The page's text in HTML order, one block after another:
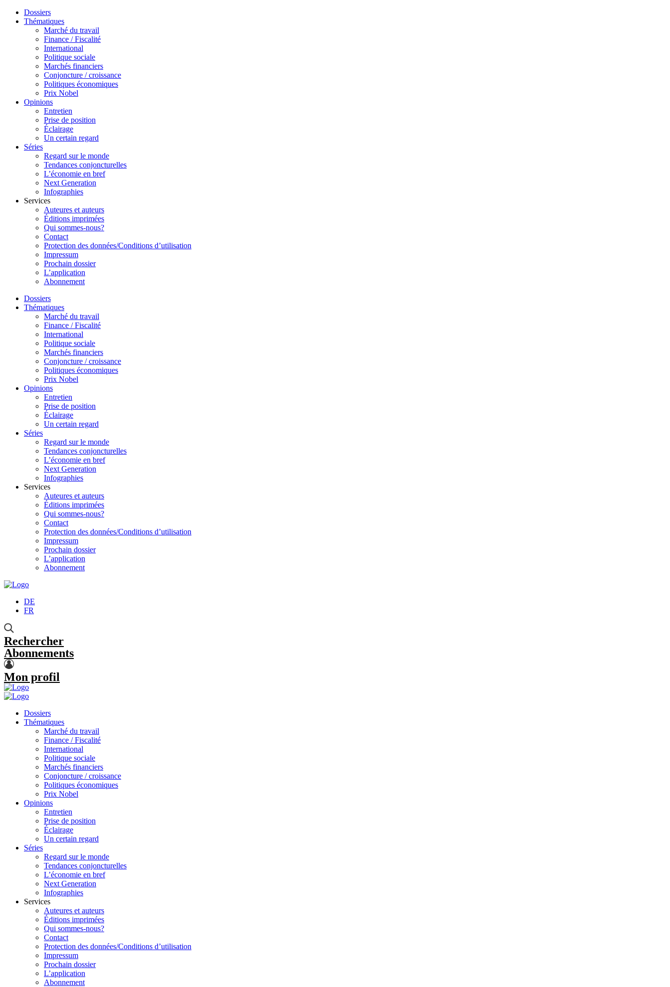
Dossiers
Thématiques
Marché du travail
Finance / Fiscalité
International
Politique sociale
Marchés financiers
Conjoncture / croissance
Politiques économiques
Prix Nobel
Opinions
Entretien
Prise de position
Éclairage
Un certain regard
Séries
Regard sur le monde
Tendances conjoncturelles
L’économie en bref
Next Generation
Infographies
Services
Auteures et auteurs
Éditions imprimées
Qui sommes-nous?
Contact
Protection des données/Conditions d’utilisation
Impressum
Prochain dossier
L’application
Abonnement
Dossiers
Thématiques
Marché du travail
Finance / Fiscalité
International
Politique sociale
Marchés financiers
Conjoncture / croissance
Politiques économiques
Prix Nobel
Opinions
Entretien
Prise de position
Éclairage
Un certain regard
Séries
Regard sur le monde
Tendances conjoncturelles
L’économie en bref
Next Generation
Infographies
Services
Auteures et auteurs
Éditions imprimées
Qui sommes-nous?
Contact
Protection des données/Conditions d’utilisation
Impressum
Prochain dossier
L’application
Abonnement
DE
FR
Rechercher
Abonnements
Mon profil
Dossiers
Thématiques
Marché du travail
Finance / Fiscalité
International
Politique sociale
Marchés financiers
Conjoncture / croissance
Politiques économiques
Prix Nobel
Opinions
Entretien
Prise de position
Éclairage
Un certain regard
Séries
Regard sur le monde
Tendances conjoncturelles
L’économie en bref
Next Generation
Infographies
Services
Auteures et auteurs
Éditions imprimées
Qui sommes-nous?
Contact
Protection des données/Conditions d’utilisation
Impressum
Prochain dossier
L’application
Abonnement